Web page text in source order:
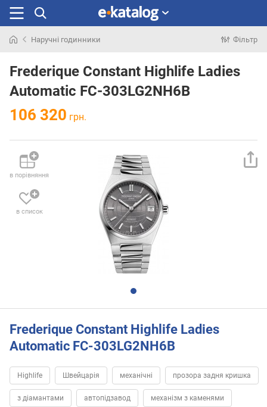
раніше
Наручні годинники Фільтр
Frederique Constant Highlife Ladies
Automatic FC-303LG2NH6B
106 320 грн.
в порівняння
в список
Frederique Constant Highlife Ladies
Automatic FC-303LG2NH6B
Highlife Швейцарія механічні прозора задня кришка
з діамантами автопідзавод механізм з каменями